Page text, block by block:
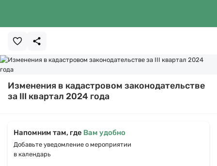
Изменения в кадастровом законодательстве
за III квартал 2024 года
Напомним там, где Вам удобно
Добавьте уведомление о мероприятии
в календарь